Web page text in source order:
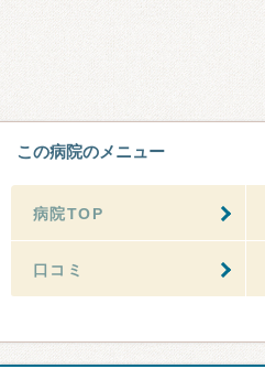
この病院のメニュー
病院TOP
口コミ